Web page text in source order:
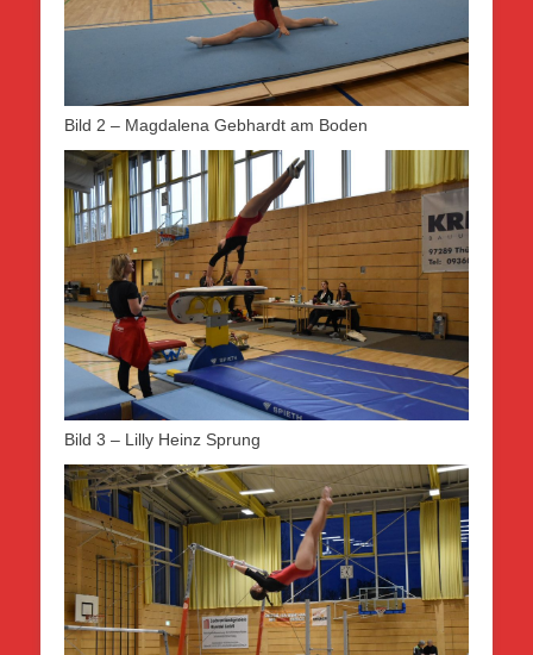
Bild 2 – Magdalena Gebhardt am Boden
Bild 3 – Lilly Heinz Sprung